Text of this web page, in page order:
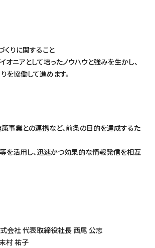
りに関すること
オニアとして培ったノウハウと強みを生かし、
を協働して進めます。
事業との連携など、前条の目的を達成するた
等を活用し、迅速かつ効果的な情報発信を相互
会社 代表取締役社長 西尾 公志
村 祐子